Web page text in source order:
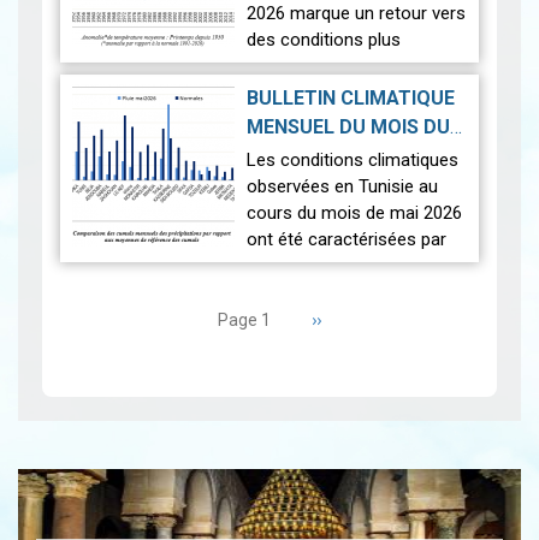
2026 marque un retour vers
des conditions plus
proches de la normale,
avec un léger excédent
thermique de +0,3 °c
Nous r…
BULLETIN CLIMATIQUE
MENSUEL DU MOIS DU
MAI 2026|2026-06-17
Les conditions climatiques
observées en Tunisie au
cours du mois de mai 2026
ont été caractérisées par
des températures proches
répartition spatiale
Page 1 Page
››